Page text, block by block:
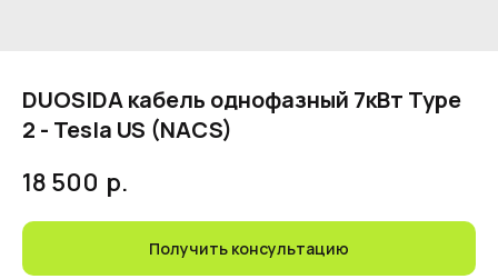
DUOSIDA кабель однофазный 7кВт Type
2 - Tesla US (NACS)
18 500 р.
Получить консультацию